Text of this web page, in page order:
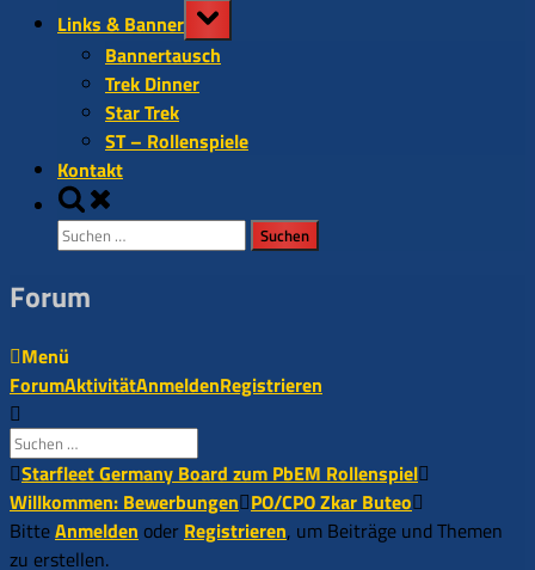
Links & Banner Toggle
sub-
menu
Bannertausch
Trek Dinner
Star Trek
ST – Rollenspiele
Kontakt
Toggle
search
form
Suchen
Forum
Menü
Forum-
Navigation
ForumAktivitätAnmeldenRegistrieren
Forum-
Breadcrumbs
-
Du
Starfleet Germany Board zum PbEM Rollenspiel
Willkommen: Bewerbungen PO/CPO Zkar Buteo
BitteAnmelden oder Registrieren, um Beiträge und Themen
zu erstellen.